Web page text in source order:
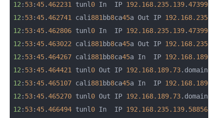
12: 53:45.462231 tunl0 In  IP 192.168.235.139.47399
12: 53:45.462741 cali881bb8ca45a Out IP
12: 53:45.462806 tunl0 In  IP 192.168.235.139.47399
12: 53:45.463022 cali881bb8ca45a Out IP
12: 53:45.464267 cali881bb8ca45a In  IP
12: 53:45.464421 tunl0 Out IP 192.168.189.73.domain
12: 53:45.465107 cali881bb8ca45a In  IP
12: 53:45.465270 tunl0 Out IP 192.168.189.73.domain
12: 53:45.466494 tunl0 In  IP 192.168.235.139. 58856